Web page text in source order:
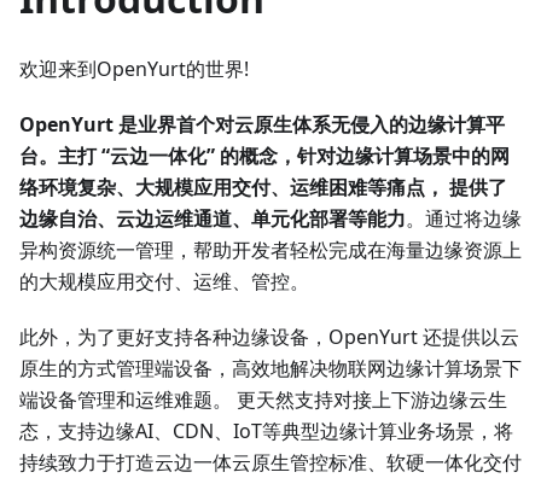
欢迎来到OpenYurt的世界!
OpenYurt 是业界首个对云原生体系无侵入的边缘计算平
台。主打 “云边一体化” 的概念，针对边缘计算场景中的网
络环境复杂、大规模应用交付、运维困难等痛点， 提供了
边缘自治、云边运维通道、单元化部署等能力。通过将边缘
异构资源统一管理，帮助开发者轻松完成在海量边缘资源上
的大规模应用交付、运维、管控。
此外，为了更好支持各种边缘设备，OpenYurt 还提供以云
原生的方式管理端设备，高效地解决物联网边缘计算场景下
端设备管理和运维难题。 更天然支持对接上下游边缘云生
态，支持边缘AI、CDN、IoT等典型边缘计算业务场景，将
持续致力于打造云边一体云原生管控标准、软硬一体化交付